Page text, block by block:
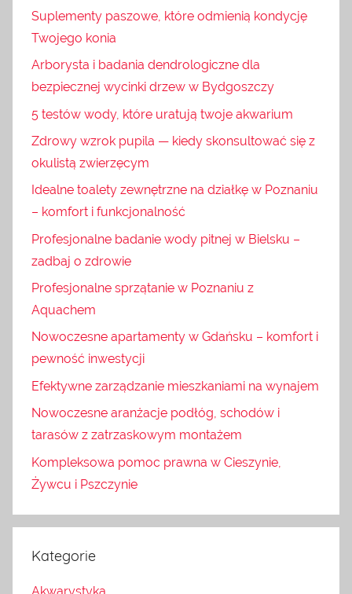
Suplementy paszowe, które odmienią kondycję
Twojego konia
Arborysta i badania dendrologiczne dla
bezpiecznej wycinki drzew w Bydgoszczy
5 testów wody, które uratują twoje akwarium
Zdrowy wzrok pupila — kiedy skonsultować się z
okulistą zwierzęcym
Idealne toalety zewnętrzne na działkę w Poznaniu
– komfort i funkcjonalność
Profesjonalne badanie wody pitnej w Bielsku –
zadbaj o zdrowie
Profesjonalne sprzątanie w Poznaniu z
Aquachem
Nowoczesne apartamenty w Gdańsku – komfort i
pewność inwestycji
Efektywne zarządzanie mieszkaniami na wynajem
Nowoczesne aranżacje podłóg, schodów i
tarasów z zatrzaskowym montażem
Kompleksowa pomoc prawna w Cieszynie,
Żywcu i Pszczynie
Kategorie